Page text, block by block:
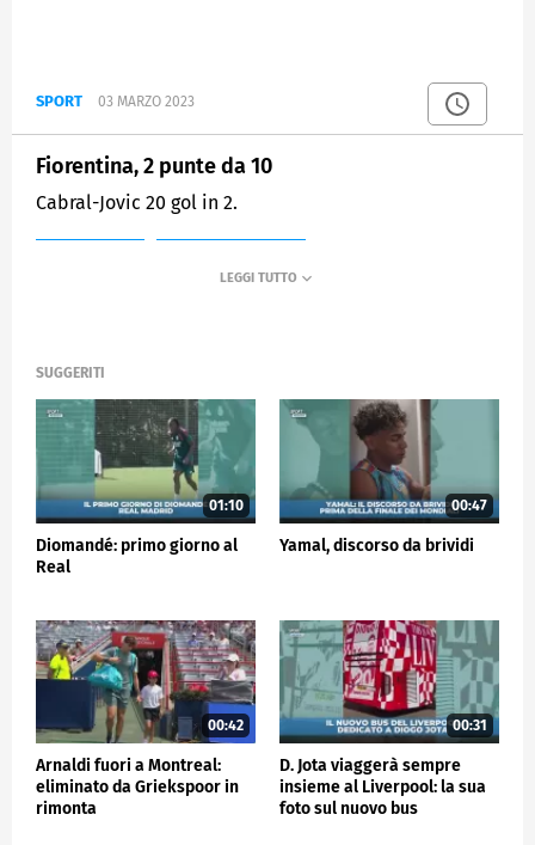
SPORT 03 MARZO 2023
Fiorentina, 2 punte da 10
Cabral-Jovic 20 gol in 2.
SUGGERITI
01:10
Diomandé: primo giorno al
Real
00:47
Yamal, discorso da brividi
00:42
Arnaldi fuori a Montreal:
eliminato da Griekspoor in
rimonta
00:31
D. Jota viaggerà sempre
insieme al Liverpool: la sua
foto sul nuovo bus